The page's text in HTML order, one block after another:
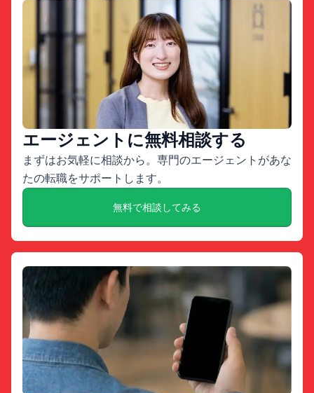
エージェントに無料相談する
まずはお気軽に相談から。専門のエージェントがあな
たの転職をサポートします。
無料で相談してみる